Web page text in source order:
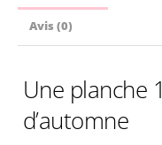
Avis (0)
Une planche
d’automne